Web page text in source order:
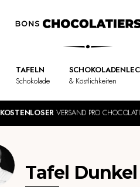
TAFELN
Schokolade
& Köstlichkeiten
KOSTENLOSER VERSAND PRO
Tafel